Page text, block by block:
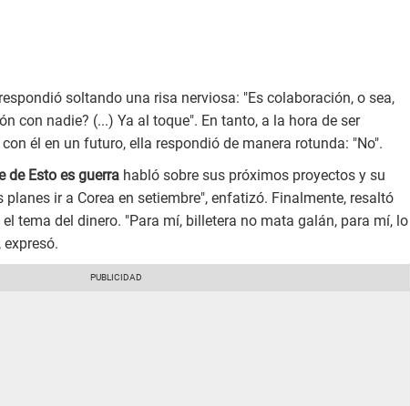
respondió soltando una risa nerviosa: "Es colaboración, o sea,
con nadie? (...) Ya al toque". En tanto, a la hora de ser
él en un futuro, ella respondió de manera rotunda: "No".
de Esto es guerra habló sobre sus próximos proyectos y su
planes ir a Corea en setiembre", enfatizó. Finalmente, resaltó
tema del dinero. "Para mí, billetera no mata galán, para mí, lo